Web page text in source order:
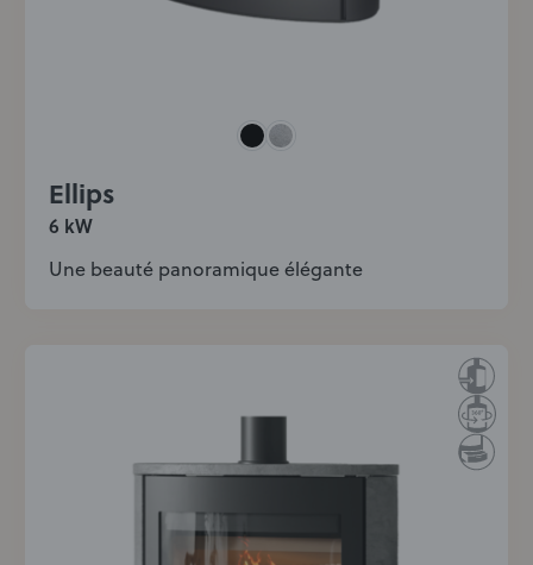
Ellips
6 kW
Une beauté panoramique élégante